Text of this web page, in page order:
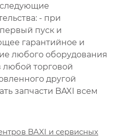
- при
пуск и
гарантийное и
любого оборудования
любой торговой
другой
запчасти BAXI всем
BAXI и сервисных